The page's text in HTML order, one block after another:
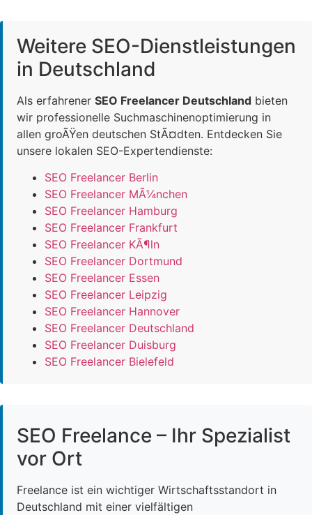
Weitere SEO-Dienstleistungen
in Deutschland
Als erfahrener SEO Freelancer Deutschland bieten
wir professionelle Suchmaschinenoptimierung in
allen groÃŸen deutschen StÃ¤dten. Entdecken Sie
unsere lokalen SEO-Expertendienste:
SEO Freelancer Berlin
SEO Freelancer MÃ¼nchen
SEO Freelancer Hamburg
SEO Freelancer Frankfurt
SEO Freelancer KÃ¶ln
SEO Freelancer Dortmund
SEO Freelancer Essen
SEO Freelancer Leipzig
SEO Freelancer Hannover
SEO Freelancer Deutschland
SEO Freelancer Duisburg
SEO Freelancer Bielefeld
SEO Freelance – Ihr Spezialist
vor Ort
Freelance ist ein wichtiger Wirtschaftsstandort in
Deutschland mit einer vielfältigen